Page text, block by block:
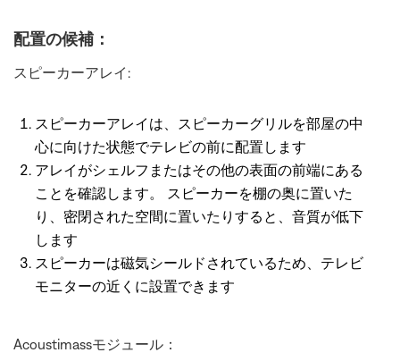
配置の候補：
スピーカーアレイ:
スピーカーアレイは、スピーカーグリルを部屋の中
心に向けた状態でテレビの前に配置します
アレイがシェルフまたはその他の表面の前端にある
ことを確認します。 スピーカーを棚の奥に置いた
り、密閉された空間に置いたりすると、音質が低下
します
スピーカーは磁気シールドされているため、テレビ
モニターの近くに設置できます
Acoustimassモジュール：